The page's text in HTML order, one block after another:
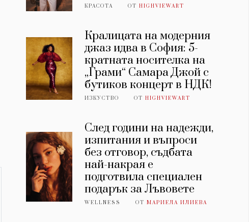
КРАСОТА ОТHIGHVIEWART
Кралицата на модерния
джаз идва в София: 5-
кратната носителка на
„Грами“ Самара Джой с
бутиков концерт в НДК!
ИЗКУСТВО ОТHIGHVIEWART
След години на надежди,
изпитания и въпроси
без отговор, съдбата
най-накрая е
подготвила специален
подарък за Лъвовете
WELLNESS ОТМАРИЕЛА ИЛИЕВА